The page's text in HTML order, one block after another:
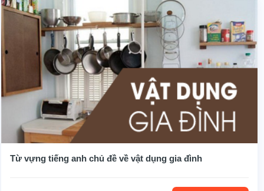
Từ vựng tiếng anh chủ đề về vật dụng gia đình